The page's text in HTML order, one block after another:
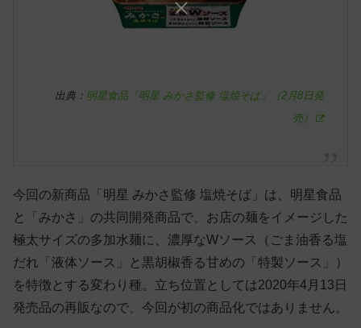
出典： 明星食品「明星 みかさ監修 塩焼そば」（2月8日発
売）
今回の新商品「明星 みかさ監修 塩焼そば」は、明星食品
と「みかさ」の共同開発商品で、お店の麺をイメージした
極太サイズの多加水麺に、濃厚なWソース（ごま油香る塩
だれ「液体ソース」と黒胡椒香る甘めの「特製ソース」）
を特徴とする変わり種。立ち位置としては2020年4月13日
発売品の再販なので、今回が初の商品化ではありません。